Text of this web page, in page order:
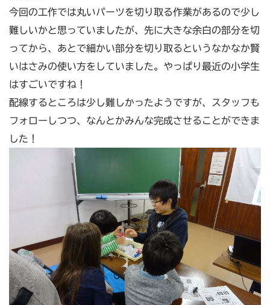
今回の工作では丸いパーツを切り取る作業があるので少し
難しいかと思っていましたが、先に大きな余白の部分を切
ってから、あとで細かい部分を切り取るというなかなか賢
いはさみの使い方をしていました。やっぱり最近の小学生
はすごいですね！
配線するところは少し難しかったようですが、スタッフも
フォローしつつ、なんとかみんな完成させることができま
した！